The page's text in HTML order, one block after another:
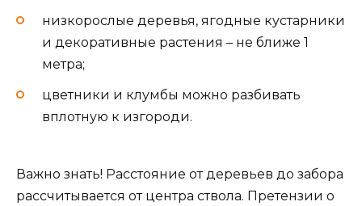
низкорослые деревья, ягодные кустарники
и декоративные растения – не ближе 1
метра;
цветники и клумбы можно разбивать
вплотную к изгороди.
Важно знать! Расстояние от деревьев до забора
рассчитывается от центра ствола. Претензии о